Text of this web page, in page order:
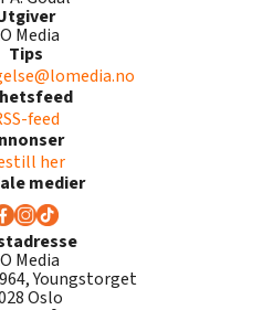
Media
Tips
feed
her
medier
Media
Youngstorget
Oslo